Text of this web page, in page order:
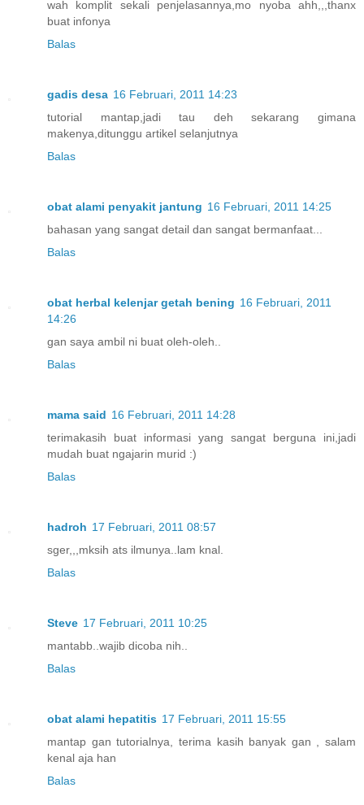
wah komplit sekali penjelasannya,mo nyoba ahh,,,thanx
buat infonya
Balas
gadis desa 16 Februari, 2011 14:23
tutorial mantap,jadi tau deh sekarang gimana
makenya,ditunggu artikel selanjutnya
Balas
obat alami penyakit jantung 16 Februari, 2011 14:25
bahasan yang sangat detail dan sangat bermanfaat...
Balas
obat herbal kelenjar getah bening 16 Februari, 2011
14:26
gan saya ambil ni buat oleh-oleh..
Balas
mama said 16 Februari, 2011 14:28
terimakasih buat informasi yang sangat berguna ini,jadi
mudah buat ngajarin murid :)
Balas
hadroh 17 Februari, 2011 08:57
sger,,,mksih ats ilmunya..lam knal.
Balas
Steve 17 Februari, 2011 10:25
mantabb..wajib dicoba nih..
Balas
obat alami hepatitis 17 Februari, 2011 15:55
mantap gan tutorialnya, terima kasih banyak gan , salam
kenal aja han
Balas